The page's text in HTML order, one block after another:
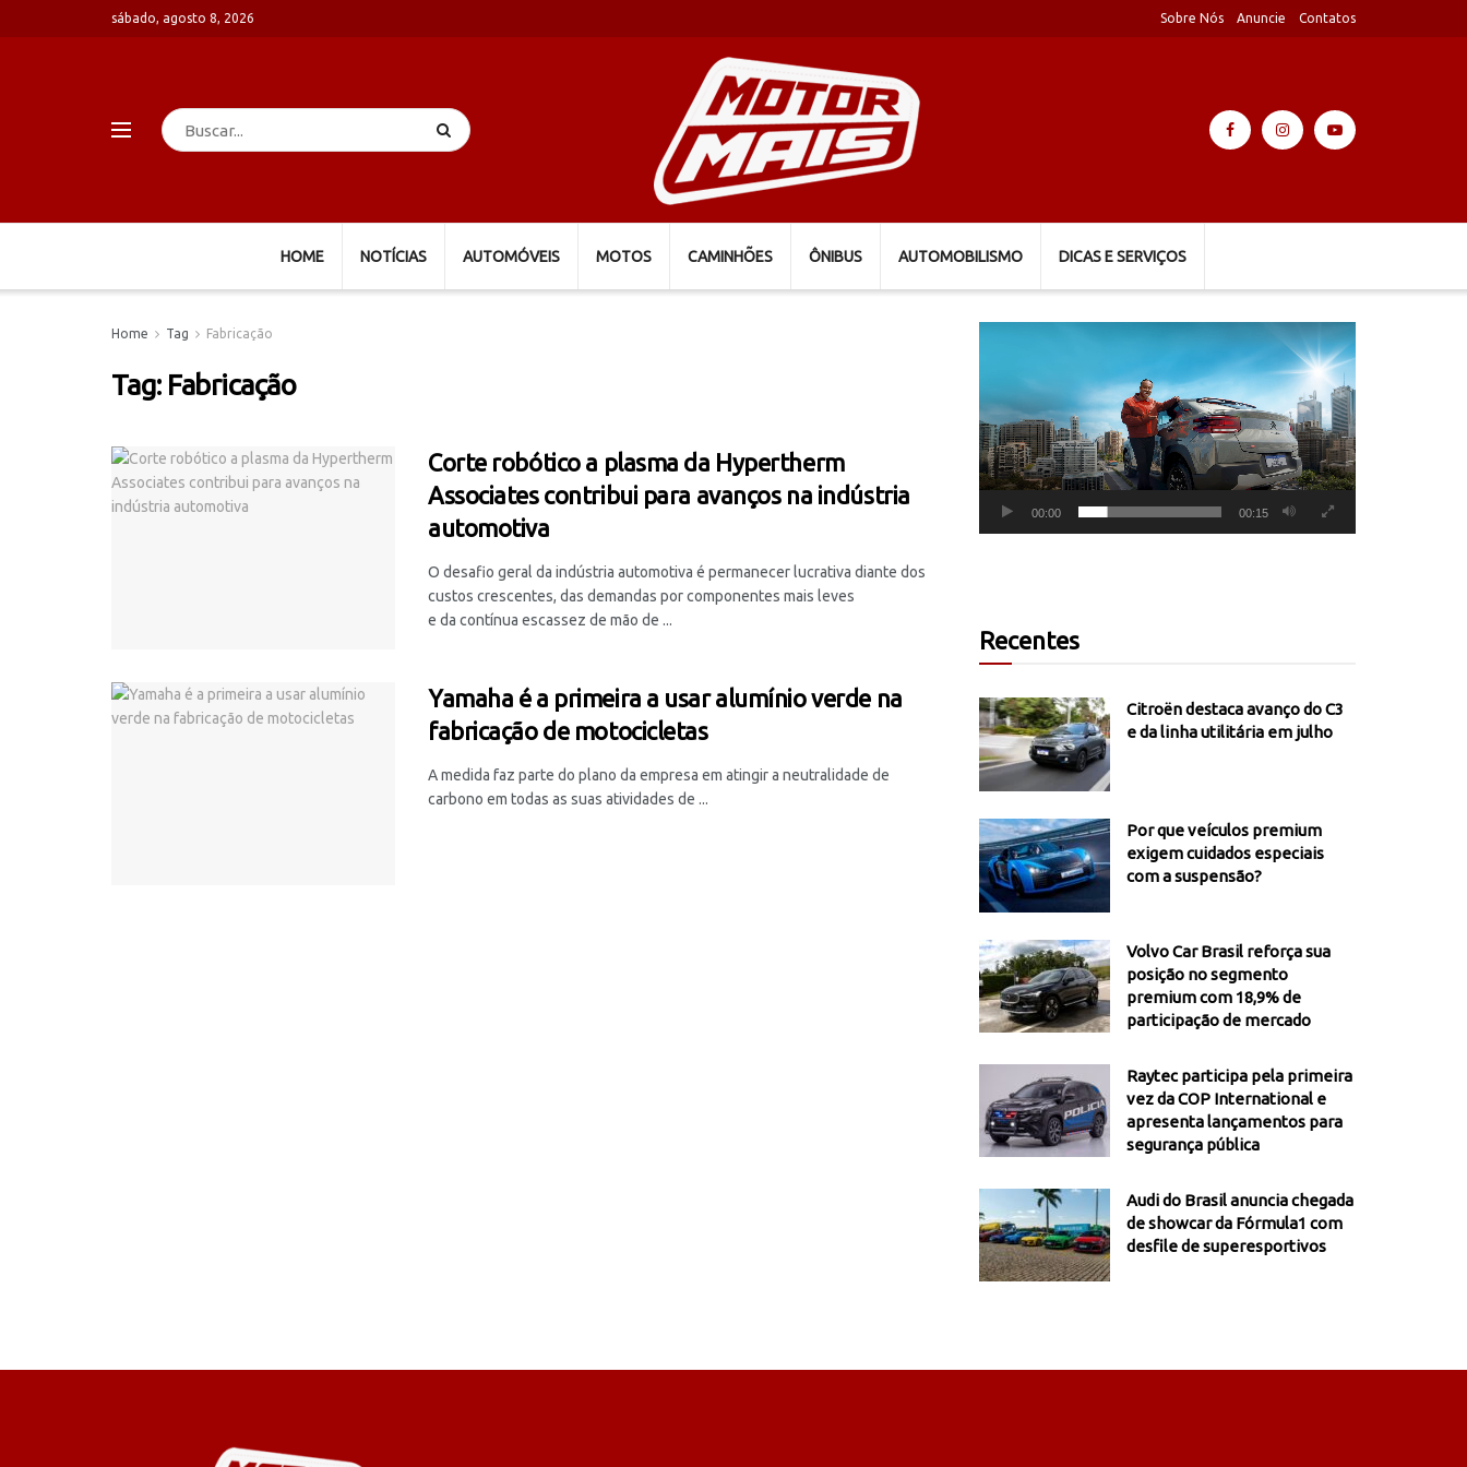
sábado, agosto 8, 2026 Sobre Nós Anuncie Contatos
HOME NOTÍCIAS AUTOMÓVEIS MOTOS CAMINHÕES ÔNIBUS AUTOMOBILISMO DICAS E SERVIÇOS
Home Tag Fabricação
Tag: Fabricação
Corte robótico a plasma da Hypertherm
Associates contribui para avanços na indústria
automotiva
O desafio geral da indústria automotiva é permanecer lucrativa diante dos
custos crescentes, das demandas por componentes mais leves
e da contínua escassez de mão de ...
Yamaha é a primeira a usar alumínio verde na
fabricação de motocicletas
A medida faz parte do plano da empresa em atingir a neutralidade de
carbono em todas as suas atividades de ...
00:00 00:15
Recentes
Citroën destaca avanço do C3
e da linha utilitária em julho
Por que veículos premium
exigem cuidados especiais
com a suspensão?
Volvo Car Brasil reforça sua
posição no segmento
premium com 18,9% de
participação de mercado
Raytec participa pela primeira
vez da COP International e
apresenta lançamentos para
segurança pública
Audi do Brasil anuncia chegada
de showcar da Fórmula1 com
desfile de superesportivos